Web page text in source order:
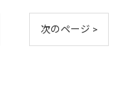
次のページ >